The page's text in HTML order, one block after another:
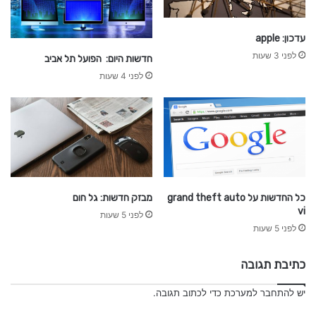
y
עדכון: apple
לפני 3 שעות חדשות היום: הפועל תל אביב
לפני 4 שעות
כל החדשות על grand theft auto
vi
לפני 5 שעות
מבזק חדשות: גל חום
לפני 5 שעות
כתיבת תגובה
יש להתחבר למערכת כדי לכתוב תגובה.